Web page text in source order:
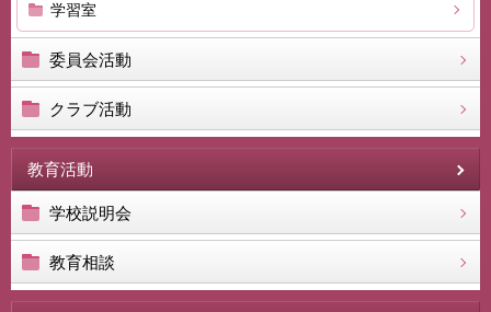
学習室
委員会活動
クラブ活動
教育活動
学校説明会
教育相談